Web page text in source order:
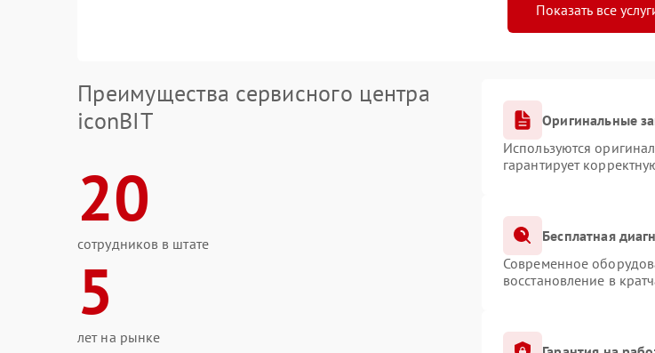
Показать все
Преимущества сервисного центра
iconBIT
20
сотрудников в штате
5
лет на рынке
Оригинальные
Используются
гарантирует
Бесплатная
Современное
восстановление в